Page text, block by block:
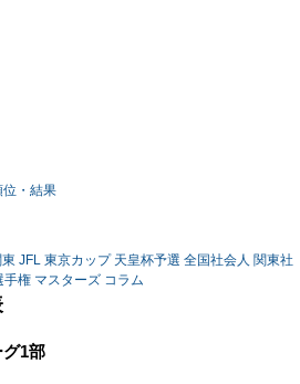
位・結果
JFL 東京カップ 天皇杯予選 全国社会人 関東社
手権 マスターズ コラム
1部